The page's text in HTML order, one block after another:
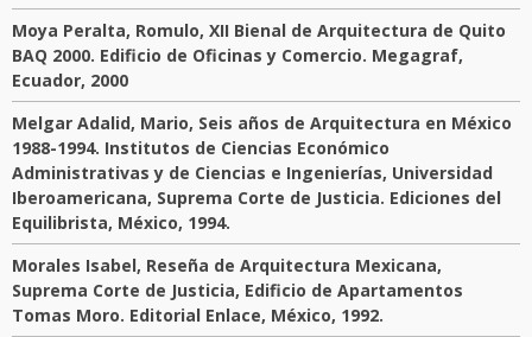
Moya Peralta, Romulo, XII Bienal de Arquitectura de Quito
BAQ 2000. Edificio de Oficinas y Comercio. Megagraf,
Ecuador, 2000
Melgar Adalid, Mario, Seis años de Arquitectura en México
1988-1994. Institutos de Ciencias Económico
Administrativas y de Ciencias e Ingenierías, Universidad
Iberoamericana, Suprema Corte de Justicia. Ediciones del
Equilibrista, México, 1994.
Morales Isabel, Reseña de Arquitectura Mexicana,
Suprema Corte de Justicia, Edificio de Apartamentos
Tomas Moro. Editorial Enlace, México, 1992.